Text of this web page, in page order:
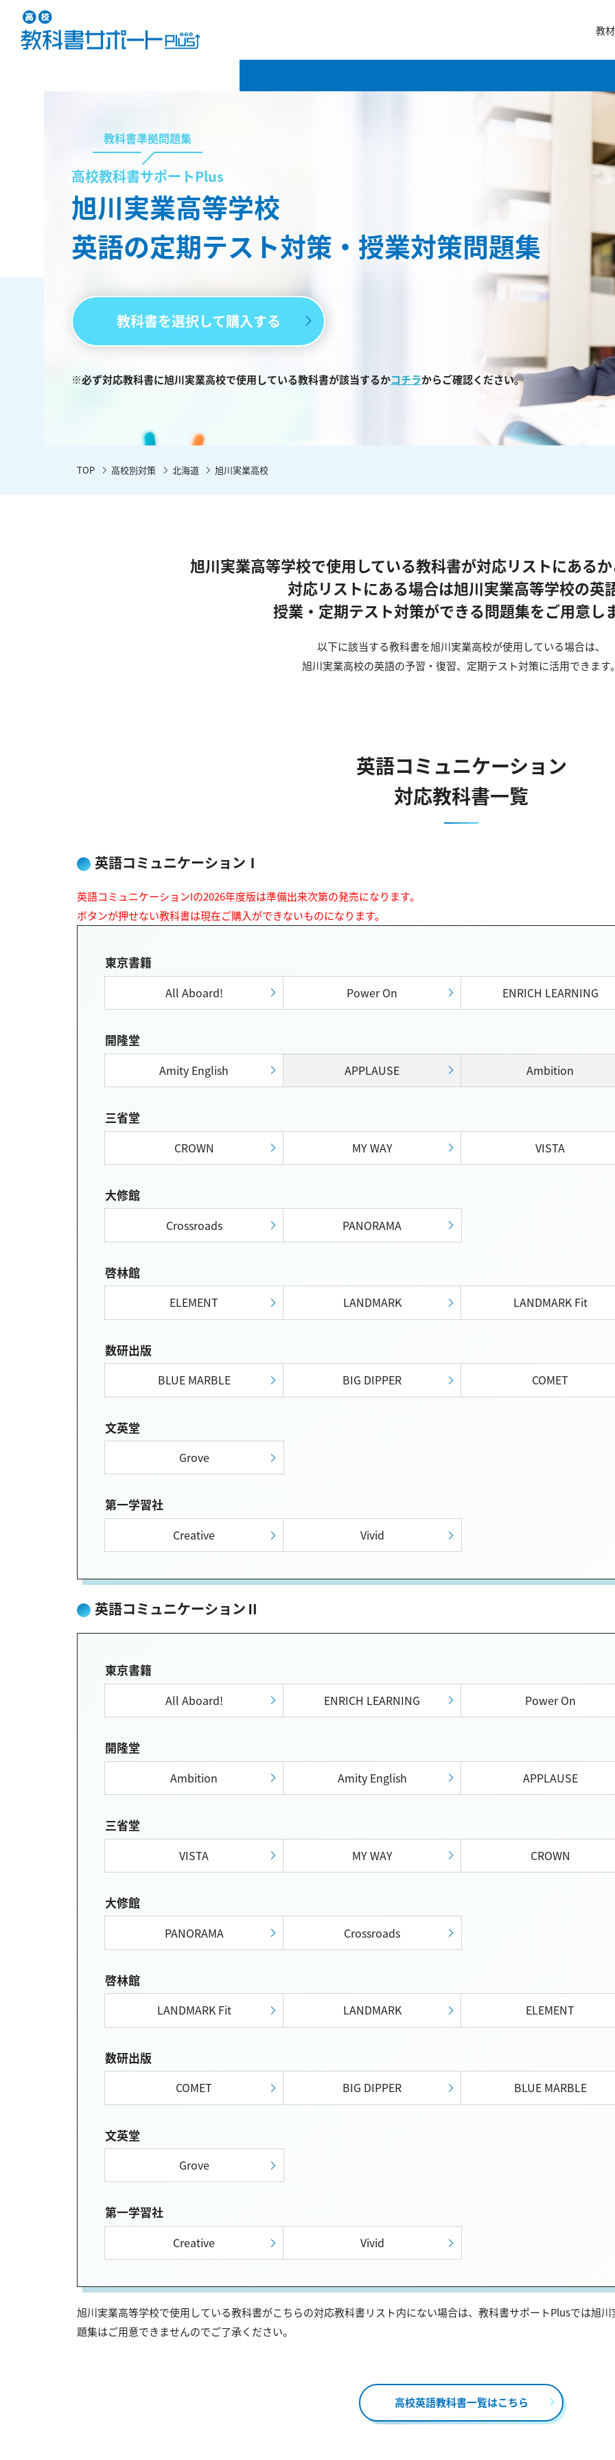
教
教科書準拠問題集
高校教科書サポートPlus
旭川実業高等学校
英語の定期テスト対策・授業対策問題集
教科書を選択して購入する
※必ず対応教科書に旭川実業高校で使用している教科書が該当するかコチラからご確認ください。
TOP 高校別対策 北海道 旭川実業高校
旭川実業高等学校で使用している教科書が対応リストにある
対応リストにある場合は旭川実業高等学校の英
授業・定期テスト対策ができる問題集をご用意し
以下に該当する教科書を旭川実業高校が使用している場合は、
旭川実業高校の英語の予習・復習、定期テスト対策に活用できます
英語コミュニケーション
対応教科書一覧
英語コミュニケーションⅠ
英語コミュニケーションIの2026年度版は準備出来次第の発売になります。
ボタンが押せない教科書は現在ご購入ができないものになります。
東京書籍
All Aboard! Power On ENRICH LEARNING
開隆堂
Amity English APPLAUSE Ambition
三省堂
CROWN MY WAY VISTA
大修館
Crossroads PANORAMA
啓林館
ELEMENT LANDMARK LANDMARK Fit
数研出版
BLUE MARBLE BIG DIPPER COMET
文英堂
Grove
第一学習社
Creative Vivid
英語コミュニケーションⅡ
東京書籍
All Aboard! ENRICH LEARNING Power On
開隆堂
Ambition Amity English APPLAUSE
三省堂
VISTA MY WAY CROWN
大修館
PANORAMA Crossroads
啓林館
LANDMARK Fit LANDMARK ELEMENT
数研出版
COMET BIG DIPPER BLUE MARBLE
文英堂
Grove
第一学習社
Creative Vivid
旭川実業高等学校で使用している教科書がこちらの対応教科書リスト内にない場合は、教科書サポートPlusでは旭
題集はご用意できませんのでご了承ください。
高校英語教科書一覧はこちら